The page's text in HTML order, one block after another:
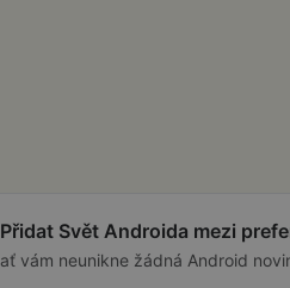
Přidat Svět Androida mezi
ať vám neunikne žádná Android